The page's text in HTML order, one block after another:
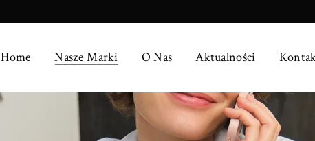
Home Nasze Marki O Nas Aktualności